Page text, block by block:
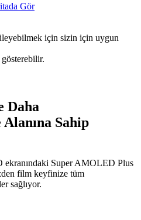
Gör
için sizin için uygun
Daha
Sahip
ekranındaki Super AMOLED Plus
film keyfinize tüm
sağlıyor.